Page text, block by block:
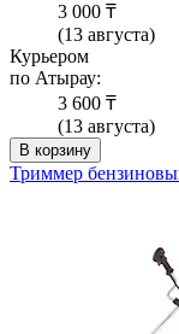
3 000 ₸
(13 августа)
Курьером
по Атырау:
3 600 ₸
(13 августа)
В корзину
Триммер